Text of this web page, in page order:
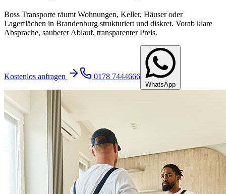
Boss Transporte räumt Wohnungen, Keller, Häuser oder
Lagerflächen in Brandenburg strukturiert und diskret. Vorab klare
Absprache, sauberer Ablauf, transparenter Preis.
Kostenlos anfragen 0178 7444666
WhatsApp